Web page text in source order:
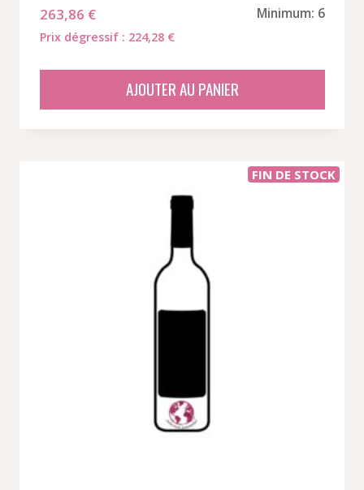
263,86 € Minimum: 6
Prix dégressif : 224,28 €
AJOUTER AU PANIER
FIN DE STOCK